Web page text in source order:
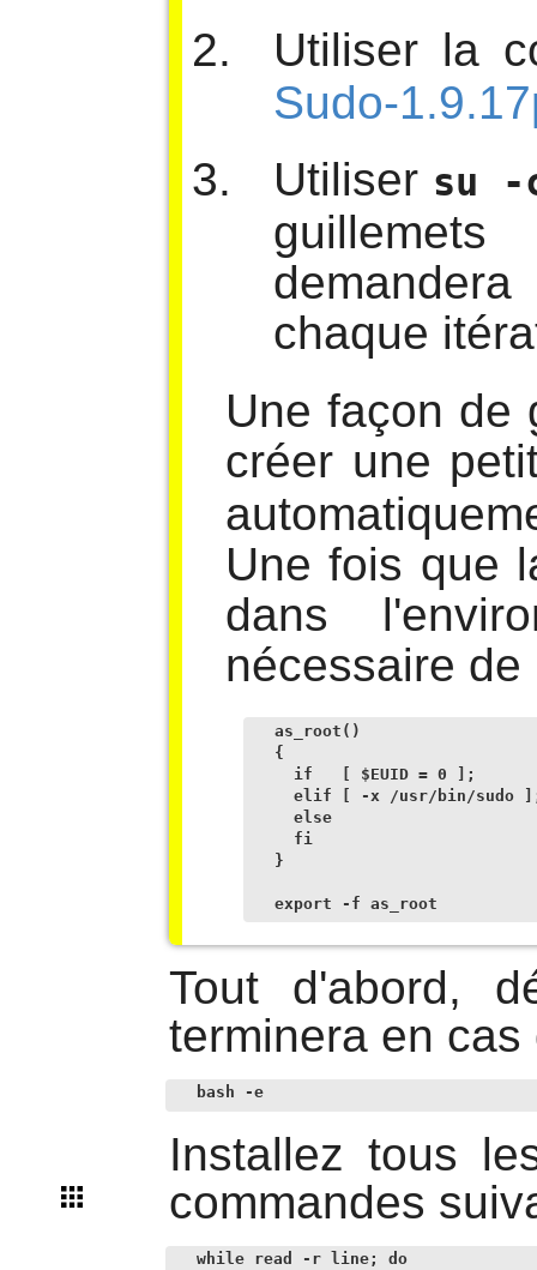
Utiliser la
Sudo-
Utiliser su -
chaque
Une façon de
créer une
Une fois que
dans
nécessaire de
as_root()
{
if   [ $EUID = 0 ];
elif [ -x /usr/bin/sudo
else
  fi
}
export -f as_root
Tout d'abord,
terminera en cas
bash -e
Installez tous
commandes
while read -r line; do